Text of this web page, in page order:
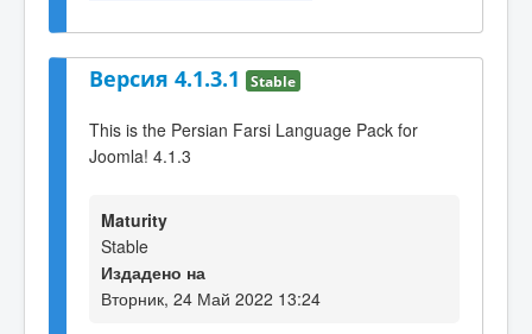
Версия 4.1.3.1 Stable
This is the Persian Farsi Language Pack for
Joomla! 4.1.3
Maturity
Stable
Издадено на
Вторник, 24 Май 2022 13:24